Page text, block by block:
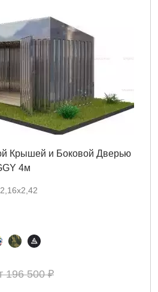
Крышей и Боковой Дверью
4м
196 500 ₽